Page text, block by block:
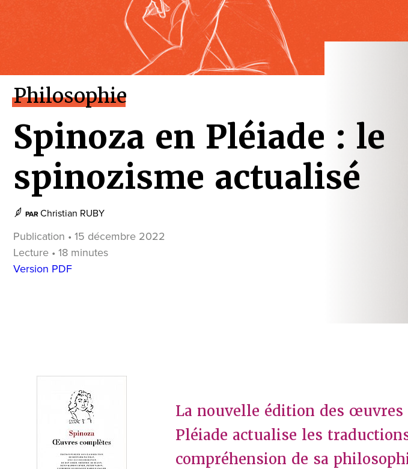
Philosophie
Spinoza en Pléiade : le
spinozisme actualisé
PAR Christian RUBY
Publication • 15 décembre 2022
Lecture • 18 minutes
Version PDF
La nouvelle édition des œuvres
Pléiade actualise les
compréhension de sa